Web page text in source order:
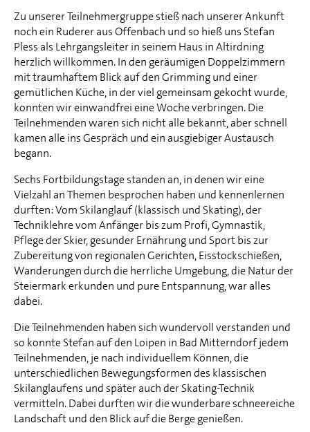
Zu unserer Teilnehmergruppe stieß nach unserer Ankunft
noch ein Ruderer aus Offenbach und so hieß uns Stefan
Pless als Lehrgangsleiter in seinem Haus in Altirdning
herzlich willkommen. In den geräumigen Doppelzimmern
mit traumhaftem Blick auf den Grimming und einer
gemütlichen Küche, in der viel gemeinsam gekocht wurde,
konnten wir einwandfrei eine Woche verbringen. Die
Teilnehmenden waren sich nicht alle bekannt, aber schnell
kamen alle ins Gespräch und ein ausgiebiger Austausch
begann.
Sechs Fortbildungstage standen an, in denen wir eine
Vielzahl an Themen besprochen haben und kennenlernen
durften: Vom Skilanglauf (klassisch und Skating), der
Techniklehre vom Anfänger bis zum Profi, Gymnastik,
Pflege der Skier, gesunder Ernährung und Sport bis zur
Zubereitung von regionalen Gerichten, Eisstockschießen,
Wanderungen durch die herrliche Umgebung, die Natur der
Steiermark erkunden und pure Entspannung, war alles
dabei.
Die Teilnehmenden haben sich wundervoll verstanden und
so konnte Stefan auf den Loipen in Bad Mitterndorf jedem
Teilnehmenden, je nach individuellem Können, die
unterschiedlichen Bewegungsformen des klassischen
Skilanglaufens und später auch der Skating-Technik
vermitteln. Dabei durften wir die wunderbare schneereiche
Landschaft und den Blick auf die Berge genießen.